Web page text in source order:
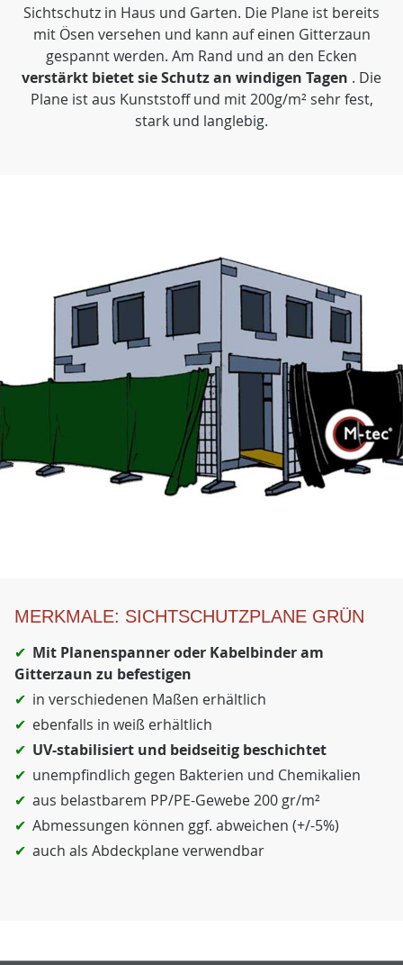
Sichtschutz in Haus und Garten. Die Plane ist bereits
mit Ösen versehen und kann auf einen Gitterzaun
gespannt werden. Am Rand und an den Ecken
verstärkt bietet sie Schutz an windigen Tagen . Die
Plane ist aus Kunststoff und mit 200g/m² sehr fest,
stark und langlebig.
MERKMALE: SICHTSCHUTZPLANE GRÜN
Mit Planenspanner oder Kabelbinder am
Gitterzaun zu befestigen
in verschiedenen Maßen erhältlich
ebenfalls in weiß erhältlich
UV-stabilisiert und beidseitig beschichtet
unempfindlich gegen Bakterien und Chemikalien
aus belastbarem PP/PE-Gewebe 200 gr/m²
Abmessungen können ggf. abweichen (+/-5%)
auch als Abdeckplane verwendbar